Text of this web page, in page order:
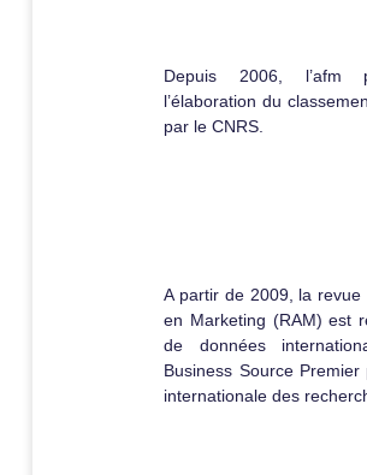
Depuis 2006, l’afm
l’élaboration du
par le CNRS.
A partir de 2009, la revue
en Marketing (RAM) est
de données
Business Source
internationale des